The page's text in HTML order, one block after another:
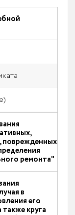
поврежденных
ремонта"
в
его
круга